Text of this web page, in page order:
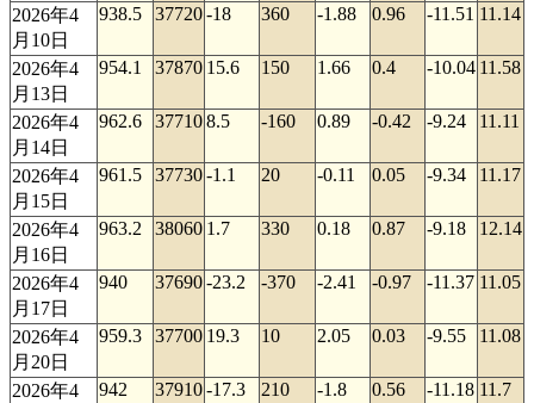
2026年4
月10日
938.5 37720-18 360 -1.88 0.96 -11.51 11.14
2026年4
月13日
954.1 37870 15.6 150 1.66 0.4 -10.04 11.58
2026年4
月14日
962.6 377108.5 -160 0.89 -0.42 -9.24 11.11
2026年4
月15日
961.5 37730-1.1 20 -0.11 0.05 -9.34 11.17
2026年4
月16日
963.2 38060 1.7 330 0.18 0.87 -9.18 12.14
2026年4
月17日
940 37690-23.2 -370 -2.41 -0.97 -11.37 11.05
2026年4
月20日
959.3 37700 19.3 10 2.05 0.03 -9.55 11.08
2026年4
942 37910-17.3 210 -1.8 0.56 -11.18 11.7